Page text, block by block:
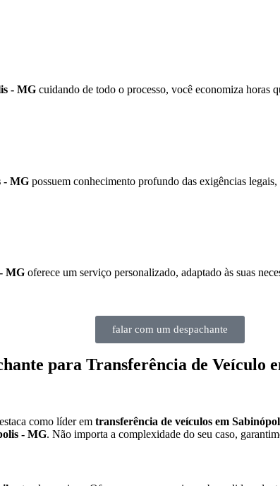
- MG cuidando de todo o processo, você economiza horas
- MG possuem conhecimento profundo das exigências
MG oferece um serviço personalizado, adaptado às suas
falar com um despachante
para Transferência de Veículo
como líder em transferência de veículos em
- MG. Não importa a complexidade do seu caso,